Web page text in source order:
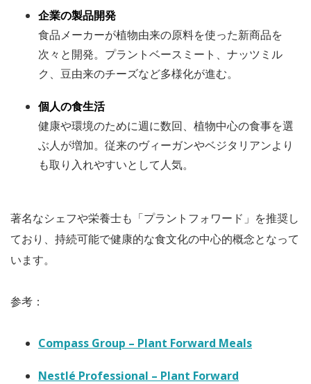
企業の製品開発
食品メーカーが植物由来の原料を使った新商品を
次々と開発。プラントベースミート、ナッツミル
ク、豆由来のチーズなど多様化が進む。
個人の食生活
健康や環境のために週に数回、植物中心の食事を選
ぶ人が増加。従来のヴィーガンやベジタリアンより
も取り入れやすいとして人気。
著名なシェフや栄養士も「プラントフォワード」を推奨し
ており、持続可能で健康的な食文化の中心的概念となって
います。
参考：
Compass Group – Plant Forward Meals
Nestlé Professional – Plant Forward